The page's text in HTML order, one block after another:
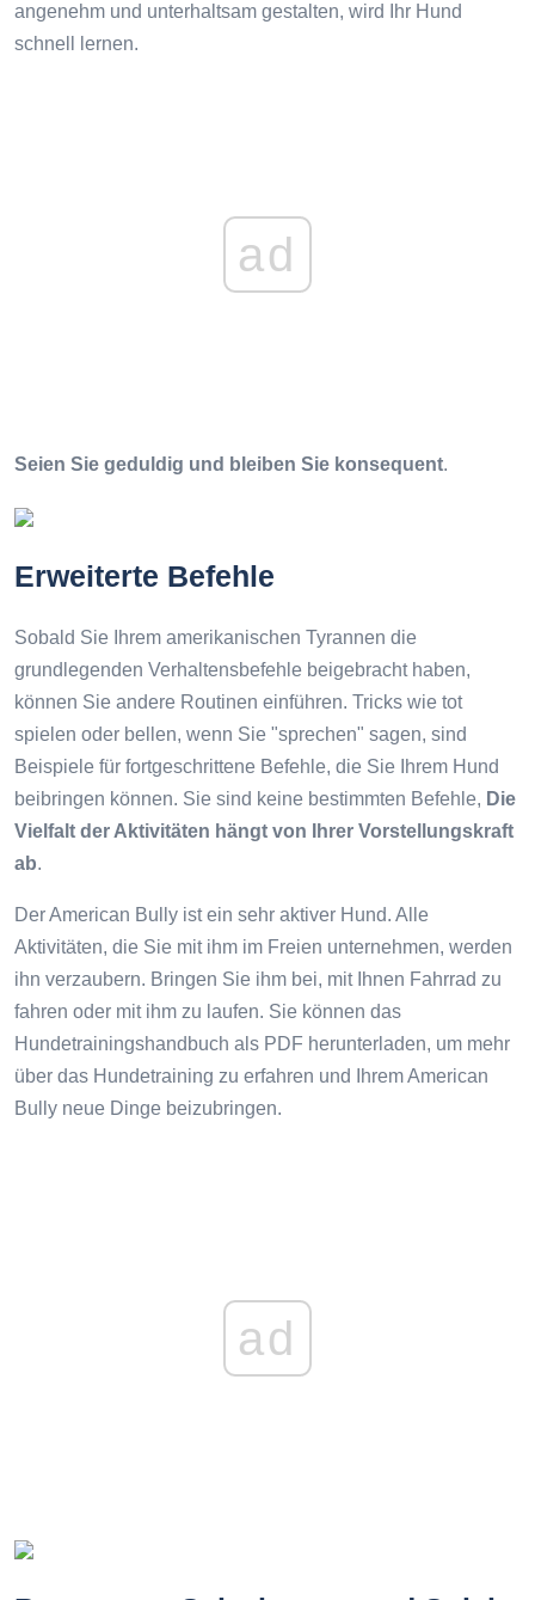
angenehm und unterhaltsam gestalten, wird Ihr Hund
schnell lernen.
ad
Seien Sie geduldig und bleiben Sie konsequent.
Erweiterte Befehle
Sobald Sie Ihrem amerikanischen Tyrannen die
grundlegenden Verhaltensbefehle beigebracht haben,
können Sie andere Routinen einführen. Tricks wie tot
spielen oder bellen, wenn Sie "sprechen" sagen, sind
Beispiele für fortgeschrittene Befehle, die Sie Ihrem Hund
beibringen können. Sie sind keine bestimmten Befehle, Die
Vielfalt der Aktivitäten hängt von Ihrer Vorstellungskraft
ab.
Der American Bully ist ein sehr aktiver Hund. Alle
Aktivitäten, die Sie mit ihm im Freien unternehmen, werden
ihn verzaubern. Bringen Sie ihm bei, mit Ihnen Fahrrad zu
fahren oder mit ihm zu laufen. Sie können das
Hundetrainingshandbuch als PDF herunterladen, um mehr
über das Hundetraining zu erfahren und Ihrem American
Bully neue Dinge beizubringen.
ad